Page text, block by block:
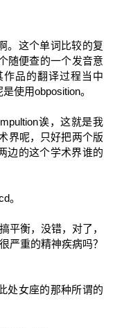
。这个单词比较的复
随便查的一个发音意
品的翻译过程当中
使用obposition。
诶，这就是我
界呢，只好把两个版
边的这个学术界谁的
。
平衡，没错，对了，
严重的精神疾病吗？
处女座的那种所谓的